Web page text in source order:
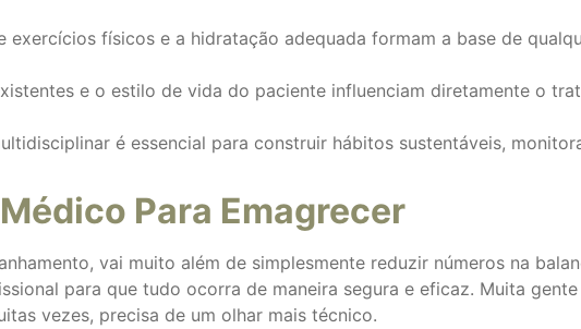
físicos e a hidratação adequada formam a base de
e o estilo de vida do paciente influenciam diretamente o
é essencial para construir hábitos sustentáveis,
Para Emagrecer
vai muito além de simplesmente reduzir números na
para que tudo ocorra de maneira segura e eficaz. Muita
vezes, precisa de um olhar mais técnico.